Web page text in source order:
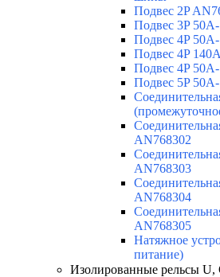
Подвес 2P
Подвес 3P
Подвес 4P
Подвес 4P
Подвес 4P
Подвес 5P
AN768302
AN768303
AN768304
AN768305
Натяжное
питание)
Изолированные рельсы